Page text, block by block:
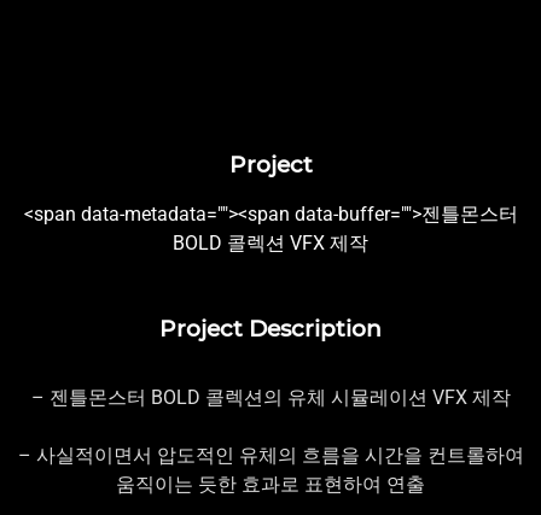
Project
<span data-metadata=""><span data-buffer="">젠틀몬스터
BOLD 콜렉션 VFX 제작
Project Description
– 젠틀몬스터 BOLD 콜렉션의 유체 시뮬레이션 VFX 제작
– 사실적이면서 압도적인 유체의 흐름을 시간을 컨트롤하여
움직이는 듯한 효과로 표현하여 연출